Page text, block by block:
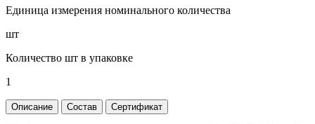
Единица измерения номинального количества
шт
Количество шт в упаковке
1
Описание Состав Сертификат